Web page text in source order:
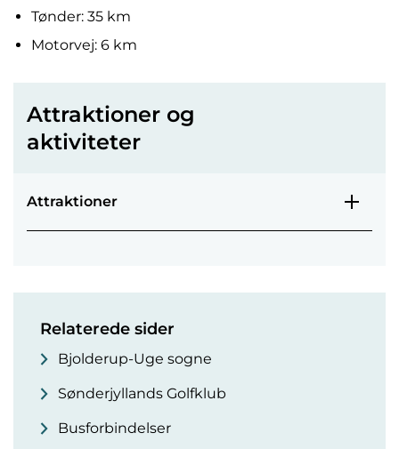
Tønder: 35 km
Motorvej: 6 km
Attraktioner og
aktiviteter
Attraktioner
Relaterede sider
Bjolderup-Uge sogne
Sønderjyllands Golfklub
Busforbindelser